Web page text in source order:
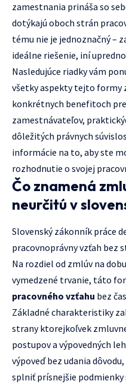
zamestnania prináša so
dotýkajú oboch strán
tému nie je jednoznačný –
ideálne riešenie, iní
Nasledujúce riadky vám
všetky aspekty tejto formy
konkrétnych benefitoch
zamestnávateľov,
dôležitých právnych
informácie na to, aby ste
rozhodnutie o svojej
Čo znamená
neurčitú v
Slovenský zákonník práce
pracovnoprávny vzťah bez
Na rozdiel od zmlúv na
vymedzené trvanie, táto
pracovného vzťahu bez
Základné charakteristiky
strany ktorejkoľvek
postupov a výpovedných
výpoveď bez udania
splniť prísnejšie